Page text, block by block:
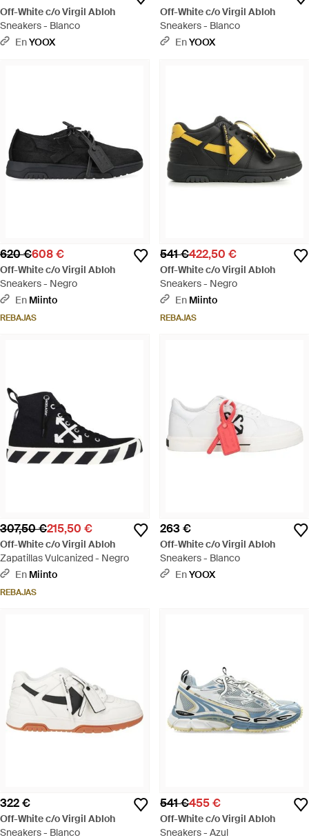
Off-White c/o Virgil Abloh
Sneakers - Blanco
EnYOOX
Off-White c/o Virgil Abloh
Sneakers - Blanco
EnYOOX
620 €608 €
Off-White c/o Virgil Abloh
Sneakers - Negro
En Miinto
REBAJAS
541 €422,50 €
Off-White c/o Virgil Abloh
Sneakers - Negro
En Miinto
REBAJAS
307,50 €215,50 €
Off-White c/o Virgil Abloh
Zapatillas Vulcanized - Negro
En Miinto
REBAJAS
263 €
Off-White c/o Virgil Abloh
Sneakers - Blanco
EnYOOX
322 €
Off-White c/o Virgil Abloh
Sneakers - Blanco
541 €455 €
Off-White c/o Virgil Abloh
Sneakers - Azul